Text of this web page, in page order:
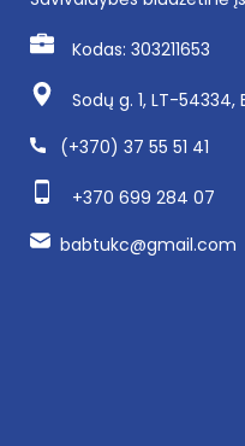
Kodas: 303211653
Sodų g. 1, LT-
(+370) 37 55 51 41
+370 699 284 07
babtukc@gmail.com